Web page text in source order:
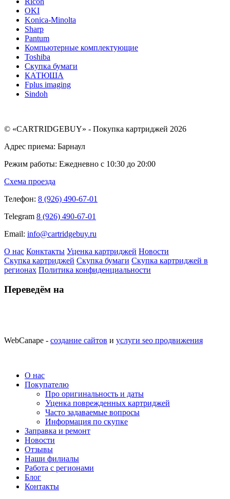
OKI
Konica-Minolta
Sharp
Pantum
Компьютерные комплектующие
Toshiba
Скупка бумаги
КАТЮША
Fplus imaging
Sindoh
© «CARTRIDGEBUY» - Покупка картриджей 2026
Адрес приема: Барнаул
Режим работы: Ежедневно с 10:30 до 20:00
Схема проезда
Телефон: 8 (926) 490-67-01
Telegram 8 (926) 490-67-01
Email: info@cartridgebuy.ru
О нас Конктакты Уценка картриджей Новости
Скупка картриджей Скупка бумаги Скупка картриджей в
регионах Политика конфиденциальности
Переведём на
WebCanape - создание сайтов и услуги seo продвижения
О нас
Покупателю
Про оригинальность и даты
Уценка поврежденных картриджей
Часто задаваемые вопросы
Информация по скупке
Заправка и ремонт
Новости
Отзывы
Наши филиалы
Работа с регионами
Блог
Контакты